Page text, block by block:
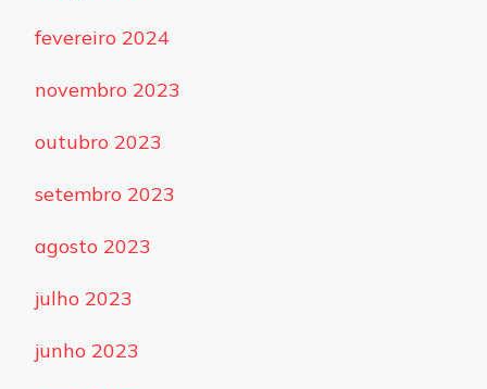
fevereiro 2024
novembro 2023
outubro 2023
setembro 2023
agosto 2023
julho 2023
junho 2023